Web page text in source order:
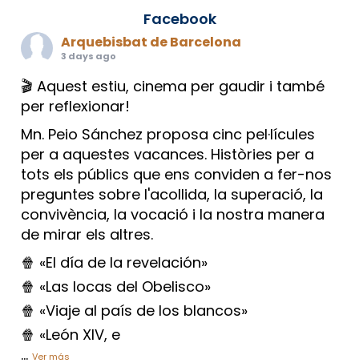
Facebook
Arquebisbat de Barcelona
3 days ago
🎬 Aquest estiu, cinema per gaudir i també
per reflexionar!
Mn. Peio Sánchez proposa cinc pel·lícules
per a aquestes vacances. Històries per a
tots els públics que ens conviden a fer-nos
preguntes sobre l'acollida, la superació, la
convivència, la vocació i la nostra manera
de mirar els altres.
🍿 «El día de la revelación»
🍿 «Las locas del Obelisco»
🍿 «Viaje al país de los blancos»
🍿 «León XIV, e
... Ver más